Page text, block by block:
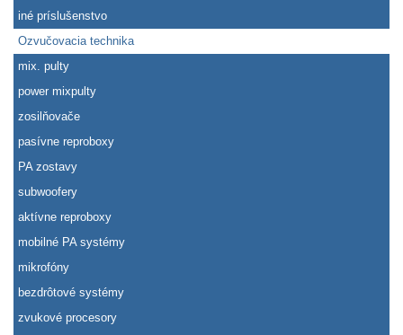
iné príslušenstvo
Ozvučovacia technika
mix. pulty
power mixpulty
zosilňovače
pasívne reproboxy
PA zostavy
subwoofery
aktívne reproboxy
mobilné PA systémy
mikrofóny
bezdrôtové systémy
zvukové procesory